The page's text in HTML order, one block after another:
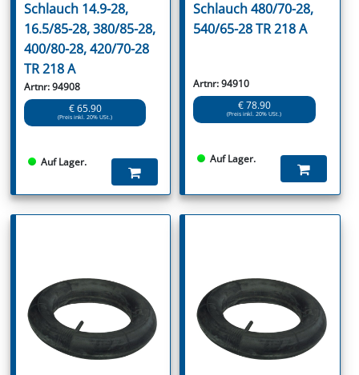
Schlauch 14.9-28,
16.5/85-28, 380/85-28,
400/80-28, 420/70-28
TR 218 A
Artnr: 94908
€ 65.90
(Preis inkl. 20% USt.)
Auf Lager.
Schlauch 480/70-28,
540/65-28 TR 218 A
Artnr: 94910
€ 78.90
(Preis inkl. 20% USt.)
Auf Lager.